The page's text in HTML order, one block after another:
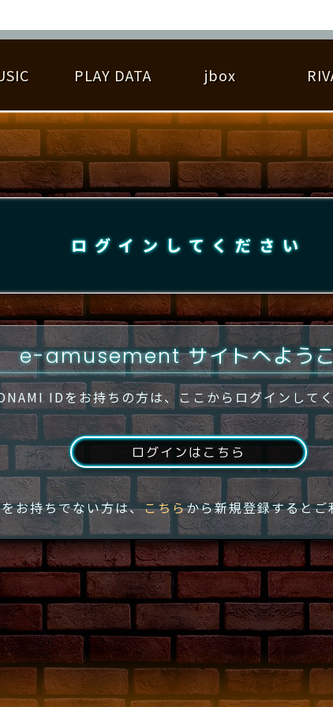
基本の遊び方 遊び方ガイド
遊べる楽曲 アーティスト紹介
PLAY DATA
ゆびベル
プレーグラフ
jbox
逆ライバル一覧 ライバル比較 プレーヤー検
大会参加 大会開催 大会参加情報 大会
ORIGINAL HIT CHART BEST SCORE RANKING
ログインしてください
e-amusement サイトへよう
IDをお持ちの方は、ここからログインしてく
ログインはこちら
お持ちでない方は、こちらから新規登録すると